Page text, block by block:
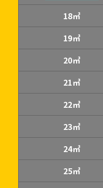
18㎥
19㎥
20㎥
21㎥
22㎥
23㎥
24㎥
25㎥